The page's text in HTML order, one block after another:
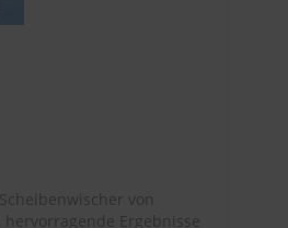
von
Ergebnisse